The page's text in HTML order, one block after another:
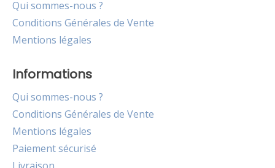
Qui sommes-nous ?
Conditions Générales de Vente
Mentions légales
Informations
Qui sommes-nous ?
Conditions Générales de Vente
Mentions légales
Paiement sécurisé